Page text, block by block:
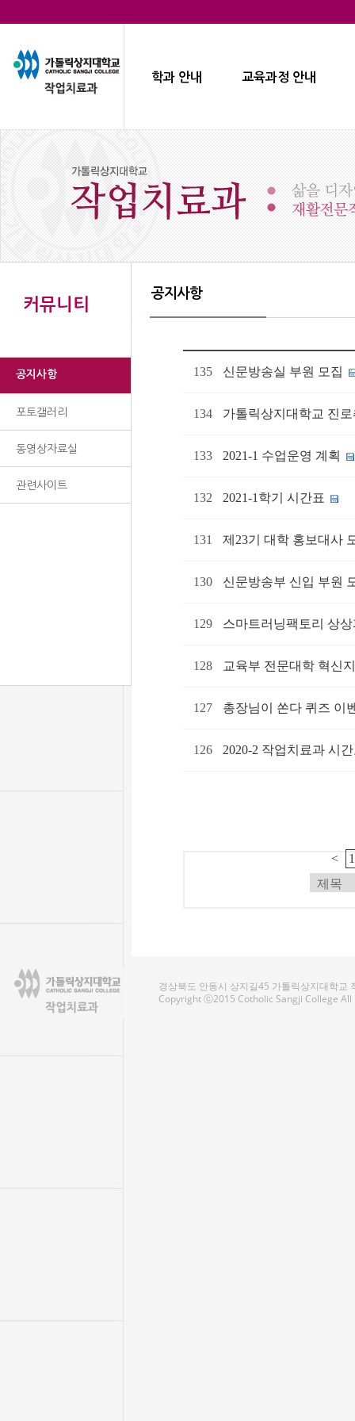
학과 안내 교육과정 안내
커뮤니티
공지사항
포토갤러리
동영상자료실
관련사이트
공지사항
135 신문방송실 부원 모집
134 가톨릭상지대학교 진
133 2021-1 수업운영 계획
132 2021-1학기 시간표
131 제23기 대학 홍보대사
130 신문방송부 신입 부원
129 스마트러닝팩토리 상
128 교육부 전문대학 혁신
127 총장님이 쏜다 퀴즈 이
126 2020-2 작업치료과 시
< 1
경상북도 안동시 상지길45 가톨릭상지대학교
Copyright ⓒ2015 Cotholic Sangji College